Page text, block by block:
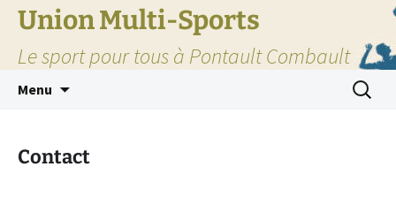
Union Multi-Sports
Le sport pour tous à Pontault Combault
Menu
Contact